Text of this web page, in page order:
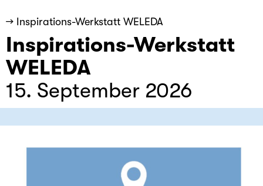
→ Inspirations-Werkstatt WELEDA
Inspirations-Werkstatt
WELEDA
15. September 2026